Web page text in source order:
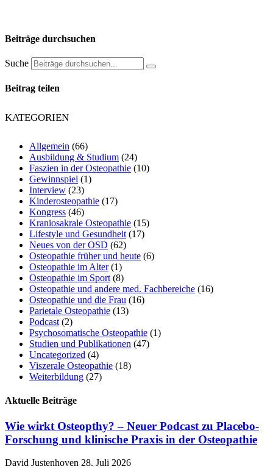
Beiträge durchsuchen
Suche
Beitrag teilen
KATEGORIEN
Allgemein (66)
Ausbildung & Studium (24)
Faszien in der Osteopathie (10)
Gewinnspiel (1)
Interview (23)
Kinderosteopathie (17)
Kongress (46)
Kraniosakrale Osteopathie (15)
Lifestyle und Gesundheit (17)
Neues von der OSD (62)
Osteopathie früher und heute (6)
Osteopathie im Alter(1)
Osteopathie im Sport (8)
Osteopathie und andere med. Fachbereiche (16)
Osteopathie und die Frau (16)
Parietale Osteopathie (13)
Podcast (2)
Psychosomatische Osteopathie (1)
Studien und Publikationen (47)
Uncategorized (4)
Viszerale Osteopathie (18)
Weiterbildung (27)
Aktuelle Beiträge
Wie wirkt Osteopthy? – Neuer Podcast zu Placebo-
Forschung und klinische Praxis in der Osteopathie
David Justenhoven 28. Juli 2026